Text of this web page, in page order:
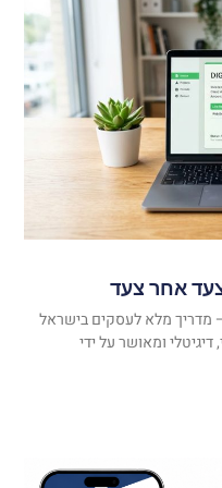
אחר צעד
מדריך מלא לעסקים בישראל
ומאושר על ידי